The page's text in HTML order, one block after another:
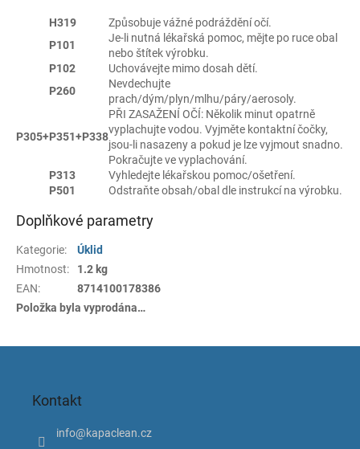
H319
Způsobuje vážné podráždění očí.
P101
Je-li nutná lékařská pomoc, mějte po ruce obal
nebo štítek výrobku.
P102
Uchovávejte mimo dosah dětí.
P260
Nevdechujte
prach/dým/plyn/mlhu/páry/aerosoly.
P305+P351+P338
PŘI ZASAŽENÍ OČÍ: Několik minut opatrně
vyplachujte vodou. Vyjměte kontaktní čočky,
jsou-li nasazeny a pokud je lze vyjmout snadno.
Pokračujte ve vyplachování.
P313
Vyhledejte lékařskou pomoc/ošetření.
P501
Odstraňte obsah/obal dle instrukcí na výrobku.
Doplňkové parametry
Kategorie:
Úklid
Hmotnost:
1.2 kg
EAN:
8714100178386
Položka byla vyprodána…
Kontakt
info@kapaclean.cz